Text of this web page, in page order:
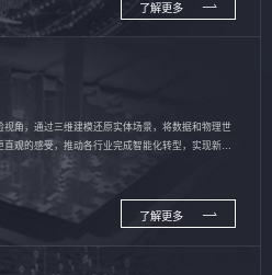
了解更多
角，通过三维建模还原实体场景，将数据和物理世
观的感受，推动各行业完成智能化转型，实现新旧
了解更多